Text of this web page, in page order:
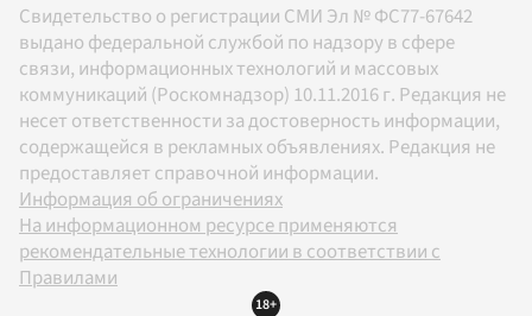
Свидетельство о регистрации СМИ Эл № ФС77-67642
выдано федеральной службой по надзору в сфере
связи, информационных технологий и массовых
коммуникаций (Роскомнадзор) 10.11.2016 г. Редакция не
несет ответственности за достоверность информации,
содержащейся в рекламных объявлениях. Редакция не
предоставляет справочной информации.
Информация об ограничениях
На информационном ресурсе применяются
рекомендательные технологии в соответствии с
Правилами
18+